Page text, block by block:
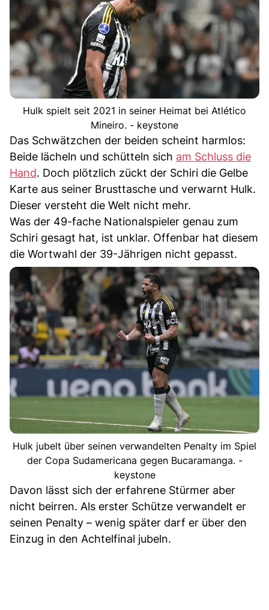
Hulk spielt seit 2021 in seiner Heimat bei Atlético
Mineiro. - keystone
Das Schwätzchen der beiden scheint harmlos:
Beide lächeln und schütteln sich am Schluss die
Hand. Doch plötzlich zückt der Schiri die Gelbe
Karte aus seiner Brusttasche und verwarnt Hulk.
Dieser versteht die Welt nicht mehr.
Was der 49-fache Nationalspieler genau zum
Schiri gesagt hat, ist unklar. Offenbar hat diesem
die Wortwahl der 39-Jährigen nicht gepasst.
Hulk jubelt über seinen verwandelten Penalty im Spiel
der Copa Sudamericana gegen Bucaramanga. -
keystone
Davon lässt sich der erfahrene Stürmer aber
nicht beirren. Als erster Schütze verwandelt er
seinen Penalty – wenig später darf er über den
Einzug in den Achtelfinal jubeln.